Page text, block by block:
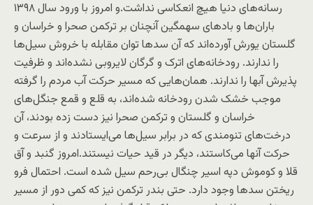
رسانه‌های دنیا هیچ انعکاسی نداشت.و امروز با ورود سال ۱۳۹۸
باران‌ها و بادهای سهمگین آنچنان بر ترکمن صحرا و خراسان و
گلستان یورش آورده‌اند که آن سدها توان مقابله با خروش سیل‌ها
را ندارند. رودخانه‌های اترک و گرگان لایروبی نشده‌اند و ظرفیت
پذیرش آبها را ندارند. همان‌هایی که مسیر حرکت آب مردم را گرفته
موجب خشک شدن رودخانه شده‌اند، به قلع و قمع جنگل‌های
خراسان و گلستان و ترکمن صحرا نیز دست زده بودند، آن
درخت‌های تنومندی که در برابر سیل‌ها می‌ایستادند و از سرعت و
حرکت آنها می‌کاستند، دیگر در قید حیات نیستند.امروز گنبد و آق
قلا و کوموش دپه اسیر چنگال بی‌رحم سیل شده است. احتمال فرو
ریختن سدها وجود دارد. حتی بندر ترکمن نیز که کمی دور از مسیر